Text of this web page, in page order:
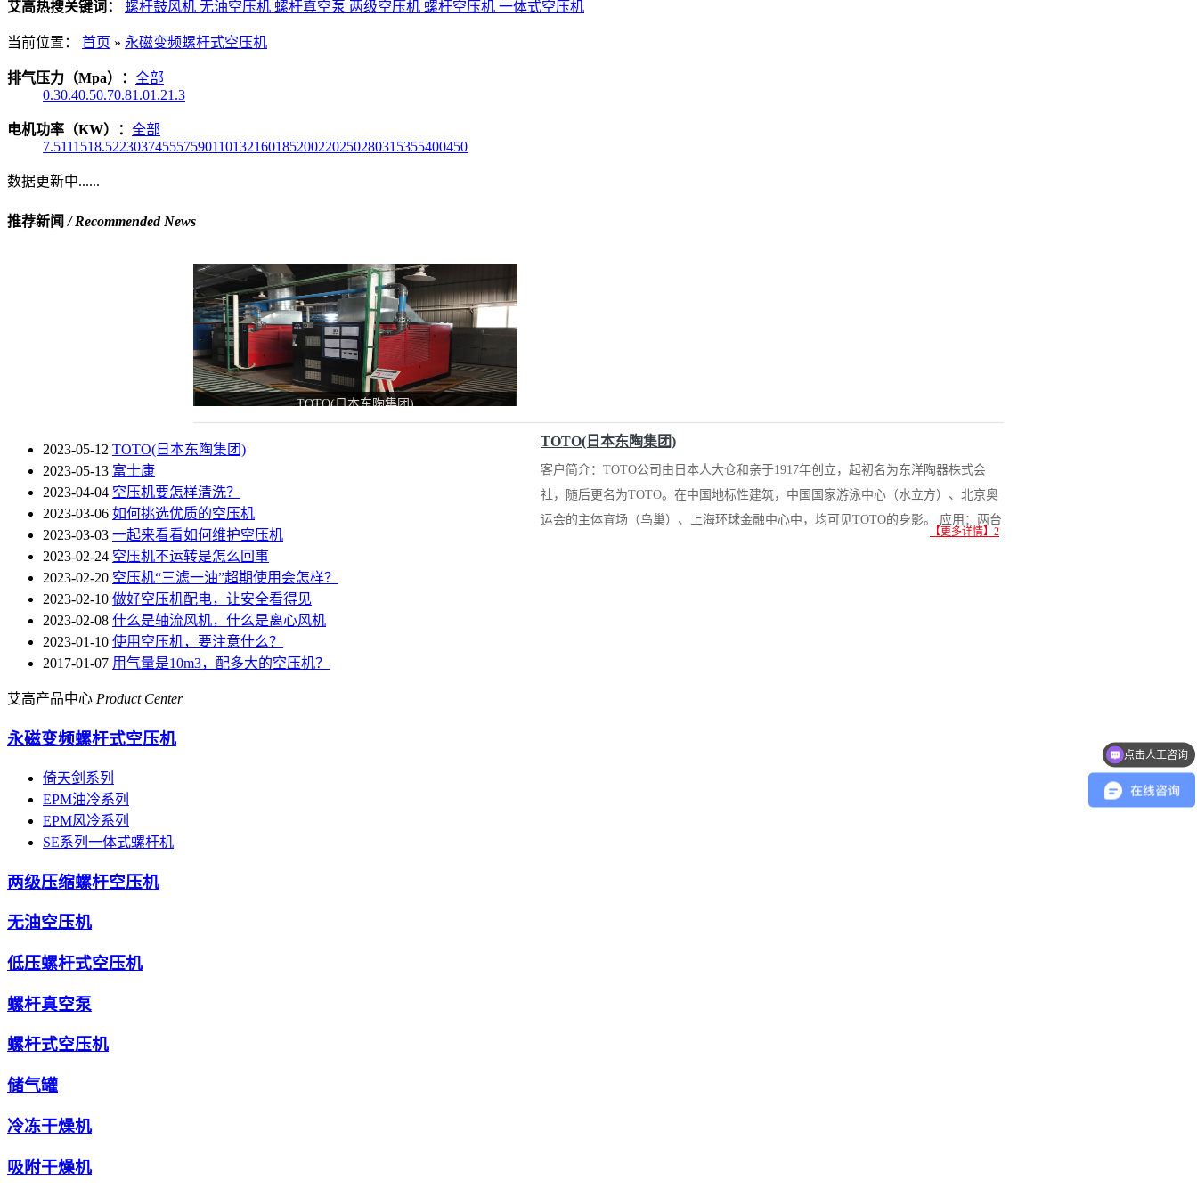
艾高热搜关键词： 螺杆鼓风机 无油空压机 螺杆真空泵 两级空压机 螺杆空压机 一体式空压机
当前位置： 首页 » 永磁变频螺杆式空压机
排气压力（Mpa）： 全部
0.30.40.50.70.81.01.21.3
电机功率（KW）： 全部
7.5111518.522303745557590110132160185200220250280315355400450
数据更新中......
推荐新闻/ Recommended News
TOTO(日本东陶集团)
TOTO(日本东陶集团)
客户简介：TOTO公司由日本人大仓和亲于1917年创立，起初名为东洋陶器株式会
社，随后更名为TOTO。在中国地标性建筑，中国国家游泳中心（水立方）、北京奥
运会的主体育场（鸟巢）、上海环球金融中心中，均可见TOTO的身影。 应用：两台
【更多详情】2
2023-05-12 TOTO(日本东陶集团)
2023-05-13 富士康
2023-04-04 空压机要怎样清洗？
2023-03-06 如何挑选优质的空压机
2023-03-03 一起来看看如何维护空压机
2023-02-24 空压机不运转是怎么回事
2023-02-20 空压机“三滤一油”超期使用会怎样？
2023-02-10 做好空压机配电，让安全看得见
2023-02-08 什么是轴流风机，什么是离心风机
2023-01-10 使用空压机，要注意什么？
2017-01-07 用气量是10m3，配多大的空压机？
艾高产品中心 Product Center
永磁变频螺杆式空压机
倚天剑系列
EPM油冷系列
EPM风冷系列
SE系列一体式螺杆机
两级压缩螺杆空压机
无油空压机
低压螺杆式空压机
螺杆真空泵
螺杆式空压机
储气罐
冷冻干燥机
吸附干燥机
点击人工咨询